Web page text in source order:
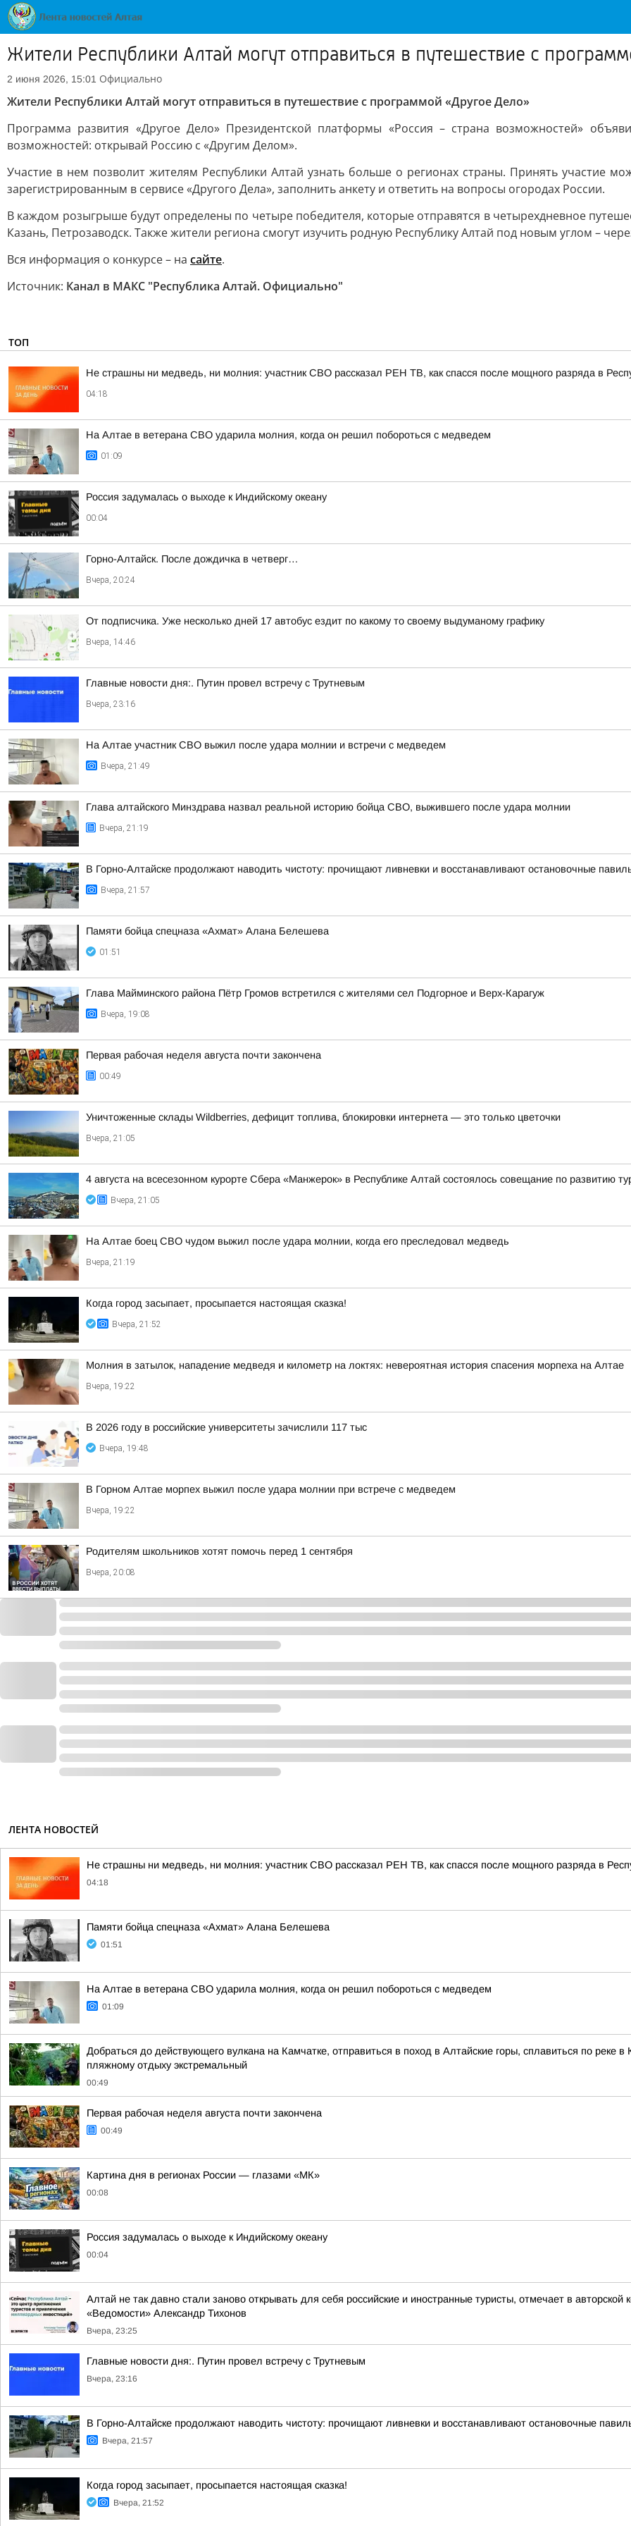
Жители Республики Алтай могут отправиться в путешествие с
2 июня 2026, 15:01 Официально
Жители Республики Алтай могут отправиться в путешествие с программой «Другое Дело»
Программа развития «Другое Дело» Президентской платформы «Россия – страна возможностей»
возможностей: открывай Россию с «Другим Делом».
Участие в нем позволит жителям Республики Алтай узнать больше о регионах страны. Принять участие
зарегистрированным в сервисе «Другого Дела», заполнить анкету и ответить на вопросы огородах России.
В каждом розыгрыше будут определены по четыре победителя, которые отправятся в четырехдневное
Казань, Петрозаводск. Также жители региона смогут изучить родную Республику Алтай под новым углом –
Вся информация о конкурсе – на сайте.
Источник: Канал в МАКС "Республика Алтай. Официально"
ТОП
Не страшны ни медведь, ни молния: участник СВО рассказал РЕН ТВ, как спасся после мощного разряда в
04:18
На Алтае в ветерана СВО ударила молния, когда он решил побороться с медведем
01:09
Россия задумалась о выходе к Индийскому океану
00:04
Горно-Алтайск. После дождичка в четверг…
Вчера, 20:24
От подписчика. Уже несколько дней 17 автобус ездит по какому то своему выдуманому графику
Вчера, 14:46
Главные новости дня:. Путин провел встречу с Трутневым
Вчера, 23:16
На Алтае участник СВО выжил после удара молнии и встречи с медведем
Вчера, 21:49
Глава алтайского Минздрава назвал реальной историю бойца СВО, выжившего после удара молнии
Вчера, 21:19
В Горно-Алтайске продолжают наводить чистоту: прочищают ливневки и восстанавливают остановочные
Вчера, 21:57
Памяти бойца спецназа «Ахмат» Алана Белешева
01:51
Глава Майминского района Пётр Громов встретился с жителями сел Подгорное и Верх-Карагуж
Вчера, 19:08
Первая рабочая неделя августа почти закончена
00:49
Уничтоженные склады Wildberries, дефицит топлива, блокировки интернета — это только цветочки
Вчера, 21:05
4 августа на всесезонном курорте Сбера «Манжерок» в Республике Алтай состоялось совещание по развитию
Вчера, 21:05
На Алтае боец СВО чудом выжил после удара молнии, когда его преследовал медведь
Вчера, 21:19
Когда город засыпает, просыпается настоящая сказка!
Вчера, 21:52
Молния в затылок, нападение медведя и километр на локтях: невероятная история спасения морпеха на Алтае
Вчера, 19:22
В 2026 году в российские университеты зачислили 117 тыс
Вчера, 19:48
В Горном Алтае морпех выжил после удара молнии при встрече с медведем
Вчера, 19:22
Родителям школьников хотят помочь перед 1 сентября
Вчера, 20:08
ЛЕНТА НОВОСТЕЙ
Не страшны ни медведь, ни молния: участник СВО рассказал РЕН ТВ, как спасся после мощного разряда в
04:18
Памяти бойца спецназа «Ахмат» Алана Белешева
01:51
На Алтае в ветерана СВО ударила молния, когда он решил побороться с медведем
01:09
Добраться до действующего вулкана на Камчатке, отправиться в поход в Алтайские горы, сплавиться по
пляжному отдыху экстремальный
00:49
Первая рабочая неделя августа почти закончена
00:49
Картина дня в регионах России — глазами «МК»
00:08
Россия задумалась о выходе к Индийскому океану
00:04
Алтай не так давно стали заново открывать для себя российские и иностранные туристы, отмечает в
«Ведомости» Александр Тихонов
Вчера, 23:25
Главные новости дня:. Путин провел встречу с Трутневым
Вчера, 23:16
В Горно-Алтайске продолжают наводить чистоту: прочищают ливневки и восстанавливают остановочные
Вчера, 21:57
Когда город засыпает, просыпается настоящая сказка!
Вчера, 21:52